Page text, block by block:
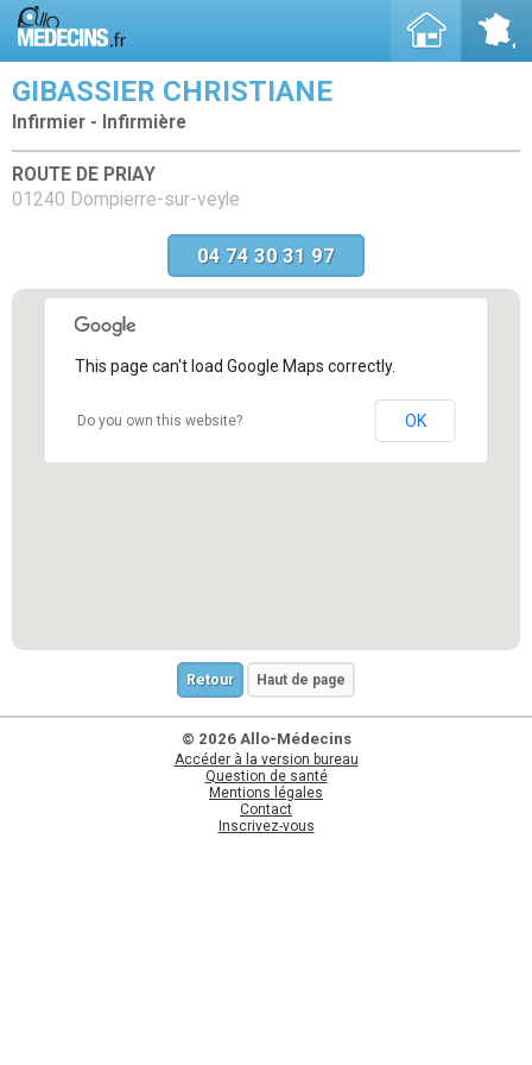
GIBASSIER CHRISTIANE
Infirmier - Infirmière
ROUTE DE PRIAY
01240 Dompierre-sur-veyle
04 74 30 31 97
This page can't load Google Maps correctly.
Do you own this website? OK
Retour Haut de page
© 2026 Allo-Médecins
Accéder à la version bureau
Question de santé
Mentions légales
Contact
Inscrivez-vous